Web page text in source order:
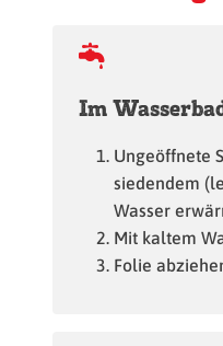
Im
Ungeöffnete
siedendem
Wasser
Mit kaltem
Folie